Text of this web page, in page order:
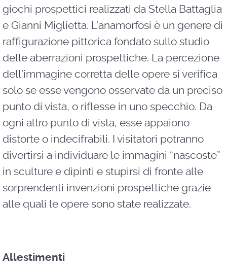
giochi prospettici realizzati da Stella Battaglia
e Gianni Miglietta. L’anamorfosi è un genere di
raffigurazione pittorica fondato sullo studio
delle aberrazioni prospettiche. La percezione
dell’immagine corretta delle opere si verifica
solo se esse vengono osservate da un preciso
punto di vista, o riflesse in uno specchio. Da
ogni altro punto di vista, esse appaiono
distorte o indecifrabili. I visitatori potranno
divertirsi a individuare le immagini “nascoste”
in sculture e dipinti e stupirsi di fronte alle
sorprendenti invenzioni prospettiche grazie
alle quali le opere sono state realizzate.
Allestimenti